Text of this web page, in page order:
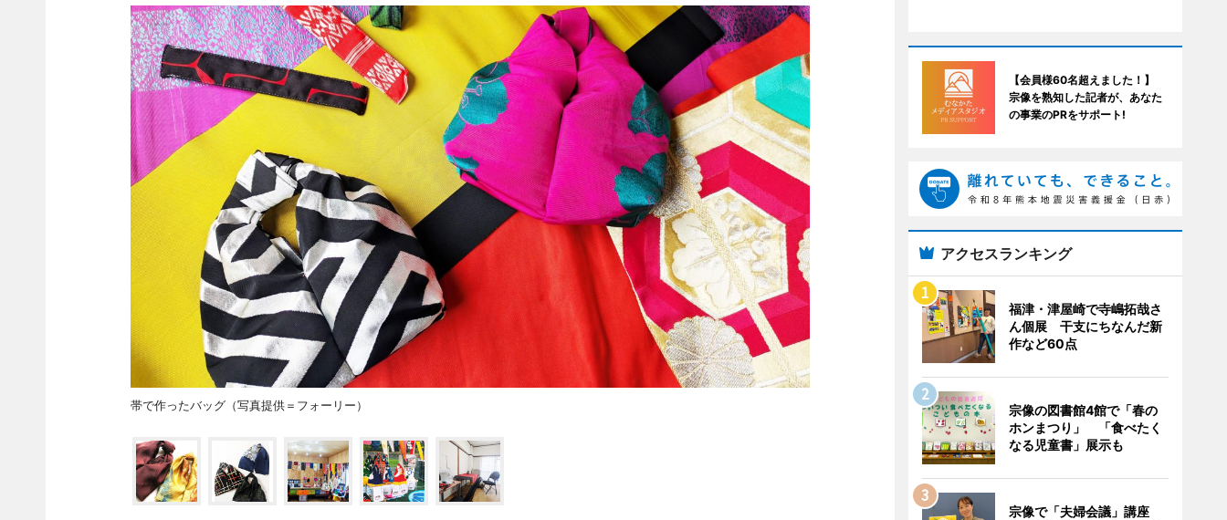
帯で作ったバッグ（写真提供＝フォーリー）
【会員様60名超えました！】
宗像を熟知した記者が、あなた
の事業のPRをサポート!
アクセスランキング
福津・津屋崎で寺嶋拓哉さ
ん個展 干支にちなんだ新
作など60点
宗像の図書館4館で「春の
ホンまつり」 「食べたく
なる児童書」展示も
宗像で「夫婦会議」講座